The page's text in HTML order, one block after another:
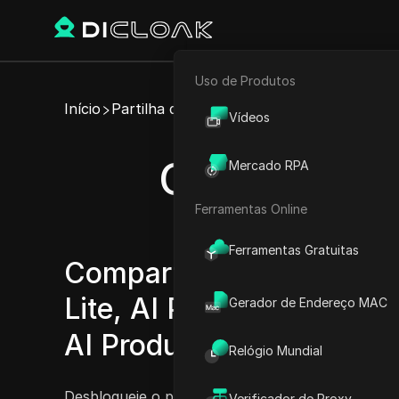
E-commerce
Uso de Produtos
Vídeos
Mercado RPA
Ferramentas Online
Ferramentas Gratuitas
Gerador de Endereço MAC
Relógio Mundial
Início Partilha de Conta
Compartilhe facilmente
Lite, AI Product Shot
AI Product Shot Agency.